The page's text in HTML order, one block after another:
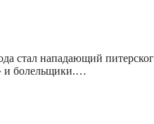
стал нападающий
и болельщики.…